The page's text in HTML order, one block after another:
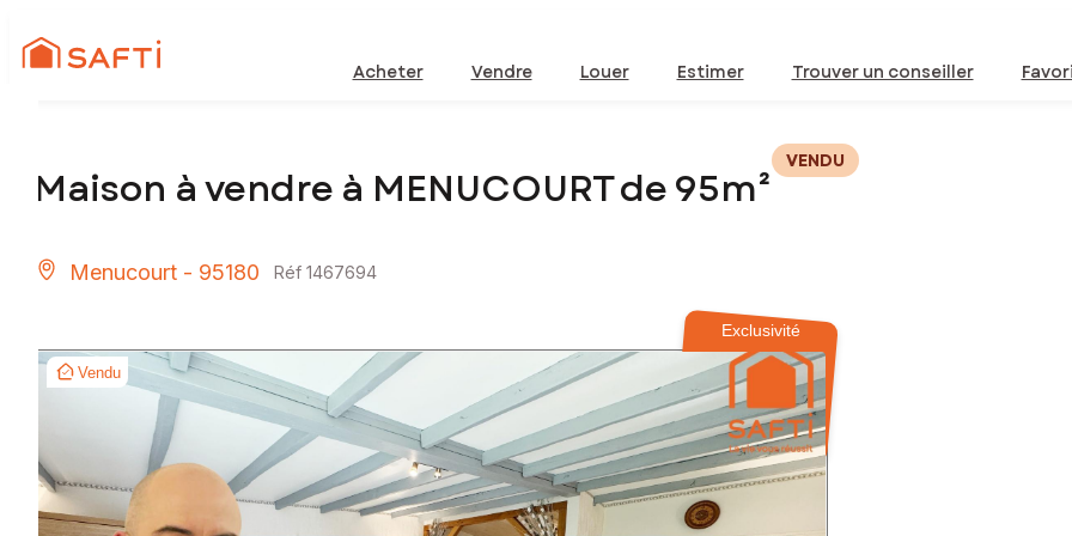
Acheter Vendre Louer Estimer Trouver un conseiller
Maison à vendre à MENUCOURT de 95m²
VENDU
Menucourt - 95180 Réf 1467694
Exclusivité
Vendu